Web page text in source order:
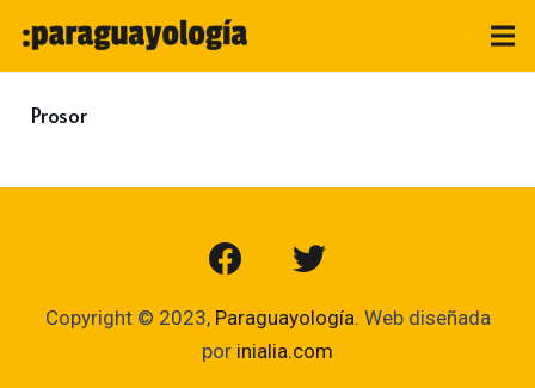
Prosor
Copyright © 2023, Paraguayología. Web diseñada
por inialia.com